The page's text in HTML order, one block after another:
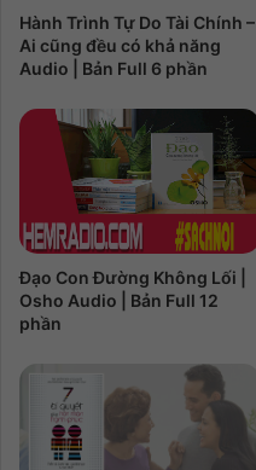
Hành Trình Tự Do Tài Chính –
Ai cũng đều có khả năng
Audio | Bản Full 6 phần
Đạo Con Đường Không Lối |
Osho Audio | Bản Full 12
phần